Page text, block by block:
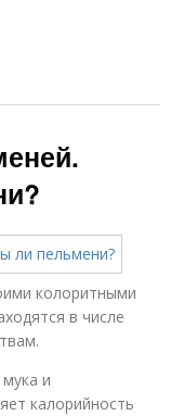
колоритными
в числе
и
калорийность